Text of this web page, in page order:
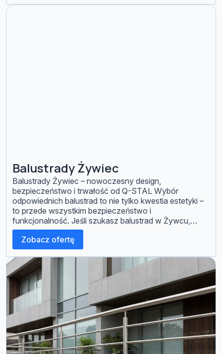
swój wygląd i właściwości na długie lata. Zapraszamy
Balustrady Żywiec
Balustrady Żywiec – nowoczesny design,
bezpieczeństwo i trwałość od Q-STAL Wybór
odpowiednich balustrad to nie tylko kwestia estetyki –
to przede wszystkim bezpieczeństwo i
funkcjonalność. Jeśli szukasz balustrad w Żywcu,
które łączą nowoczesny wygląd, trwałość i precyzyjne
wykonanie, firma Q-STAL to sprawdzony partner. W
tym artykule wyjaśniamy, dlaczego nasze rozwiązania
są warte Twojej uwagi – […]
Zobacz ofertę